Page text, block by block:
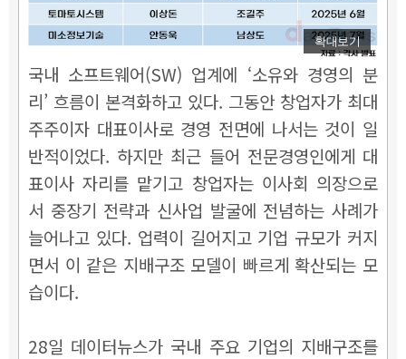
확대보기
국내 소프트웨어(SW) 업계에 ‘소유와 경영의 분
리’ 흐름이 본격화하고 있다. 그동안 창업자가 최대
주주이자 대표이사로 경영 전면에 나서는 것이 일
반적이었다. 하지만 최근 들어 전문경영인에게 대
표이사 자리를 맡기고 창업자는 이사회 의장으로
서 중장기 전략과 신사업 발굴에 전념하는 사례가
늘어나고 있다. 업력이 길어지고 기업 규모가 커지
면서 이 같은 지배구조 모델이 빠르게 확산되는 모
습이다.
28일 데이터뉴스가 국내 주요 기업의 지배구조를